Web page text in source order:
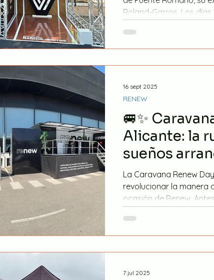
Roland-Garros. Los días
🚐✨
Alicante: la
sueños
La Caravana Renew
revolucionar la manera
ocasión de Renew.
RENEW
16 sept 2025
7 jul 2025